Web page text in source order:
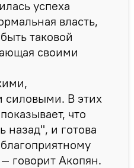
успеха
власть,
таковой
своими
силовыми. В этих
что
назад", и готова
говорит Акопян.